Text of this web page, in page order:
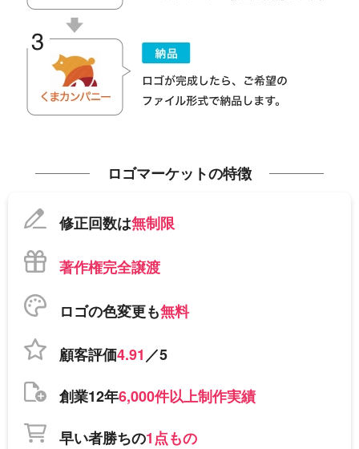
ロゴマーケットの特徴
修正回数は無制限
著作権完全譲渡
ロゴの色変更も無料
顧客評価4.91／5
創業12年6,000件以上制作実績
早い者勝ちの1点もの